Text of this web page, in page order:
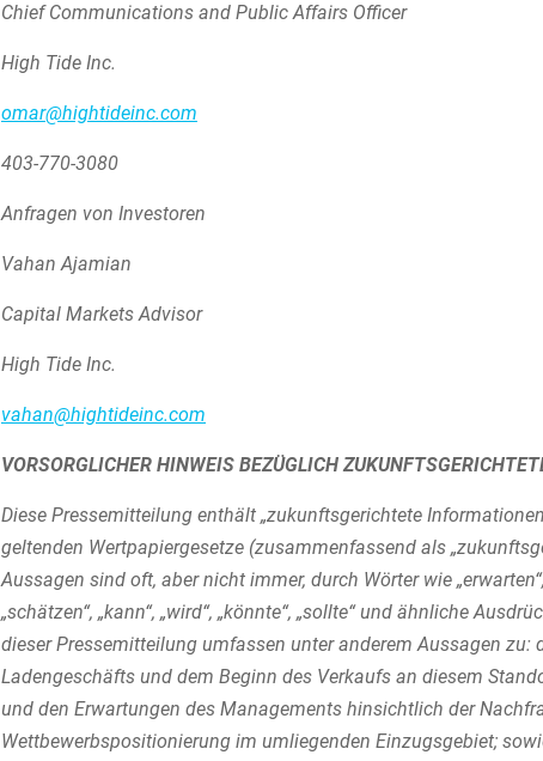
Chief Communications and Public Affairs Officer
High Tide Inc.
omar@hightideinc.com
403-770-3080
Anfragen von Investoren
Vahan Ajamian
Capital Markets Advisor
High Tide Inc.
vahan@hightideinc.com
VORSORGLICHER HINWEIS BEZÜGLICH
Diese Pressemitteilung enthält „zukunftsgerichtete
geltenden Wertpapiergesetze (zusammenfassend als
Aussagen sind oft, aber nicht immer, durch Wörter wie
„schätzen“, „kann“, „wird“, „könnte“, „sollte“ und ähnliche
dieser Pressemitteilung umfassen unter anderem Aussagen zu:
Ladengeschäfts und dem Beginn des Verkaufs an diesem
und den Erwartungen des Managements hinsichtlich der
Wettbewerbspositionierung im umliegenden Einzugsgebiet;